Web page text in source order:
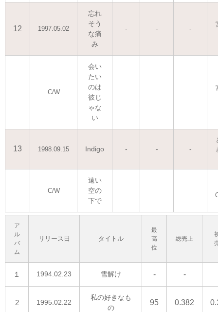
12 1997.05.02
忘れ
そう
な痛
み
- - -
C/W
会い
たい
のは
彼じ
ゃな
い
13 1998.09.15 Indigo - - -
C/W
遠い
空の
下で
ア
ル
バ
ム
リリース日 タイトル
最
高
位
総売上
１ 1994.02.23 雪解け - -
2 1995.02.22
私の好きなも
の
95 0.382